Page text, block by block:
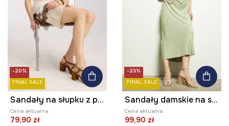
-20%
FINAL SALE
Sandały na słupku z plecionymi paskami
Cena aktualna:
79,90 zł
-23%
FINAL SALE
Sandały damskie na słupku z imitacji skóry kolor złoty
Cena aktualna:
99,90 zł